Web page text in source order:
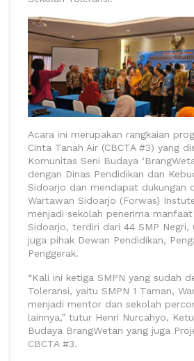
Acara ini merupakan rangkaian
Cinta Tanah Air (CBCTA #3) yang
Komunitas Seni Budaya
dengan Dinas Pendidikan dan
Sidoarjo dan mendapat dukungan
Wartawan Sidoarjo (Forwas)
menjadi sekolah penerima
Sidoarjo, terdiri dari 44 SMP Negri,
juga pihak Dewan Pendidikan,
Penggerak.
“Kali ini ketiga SMPN yang sudah
Toleransi, yaitu SMPN 1 Taman,
menjadi mentor dan sekolah
lainnya,” tutur Henri Nurcahyo,
Budaya BrangWetan yang juga
CBCTA #3.